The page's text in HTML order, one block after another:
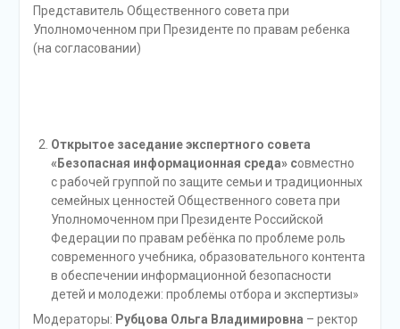
Представитель Общественного совета при
Уполномоченном при Президенте по правам ребенка
(на согласовании)
Открытое заседание экспертного совета
«Безопасная информационная среда» совместно
с рабочей группой по защите семьи и традиционных
семейных ценностей Общественного совета при
Уполномоченном при Президенте Российской
Федерации по правам ребёнка по проблеме роль
современного учебника, образовательного контента
в обеспечении информационной безопасности
детей и молодежи: проблемы отбора и экспертизы»
Модераторы: Рубцова Ольга Владимировна – ректор